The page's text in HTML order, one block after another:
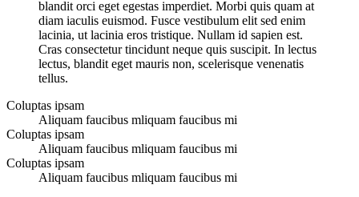
blandit orci eget egestas imperdiet. Morbi quis quam at
diam iaculis euismod. Fusce vestibulum elit sed enim
lacinia, ut lacinia eros tristique. Nullam id sapien est.
Cras consectetur tincidunt neque quis suscipit. In lectus
lectus, blandit eget mauris non, scelerisque venenatis
tellus.
Coluptas ipsam
Aliquam faucibus mliquam faucibus mi
Coluptas ipsam
Aliquam faucibus mliquam faucibus mi
Coluptas ipsam
Aliquam faucibus mliquam faucibus mi